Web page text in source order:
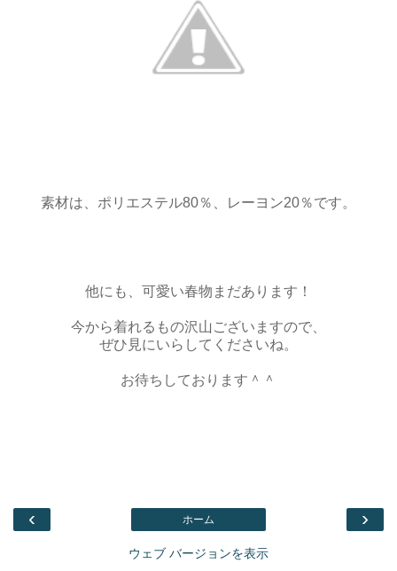
素材は、ポリエステル80％、レーヨン20％です。
他にも、可愛い春物まだあります！
今から着れるもの沢山ございますので、
ぜひ見にいらしてくださいね。
お待ちしております＾＾
‹ ›
ホーム
ウェブ バージョンを表示